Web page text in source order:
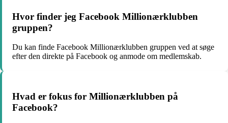
Hvor finder jeg Facebook Millionærklubben
gruppen?
Du kan finde Facebook Millionærklubben gruppen ved at søge
efter den direkte på Facebook og anmode om medlemskab.
Hvad er fokus for Millionærklubben på
Facebook?